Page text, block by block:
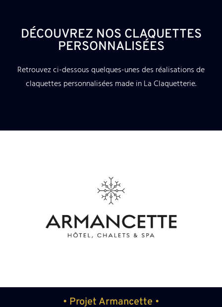
DÉCOUVREZ NOS CLAQUETTES
PERSONNALISÉES
Retrouvez ci-dessous quelques-unes des réalisations de
claquettes personnalisées made in La Claquetterie.
• Projet Armancette •